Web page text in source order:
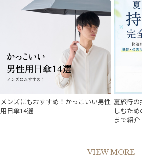
メンズにもおすすめ！かっこいい男性
用日傘14選
夏旅行
しむた
まで紹介
VIEW MORE